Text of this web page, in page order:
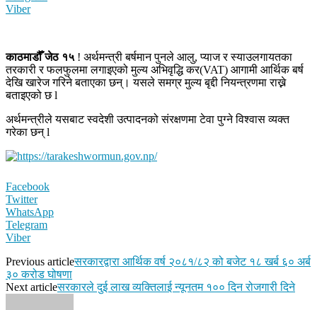
Viber
काठमाडौँ जेठ १५ ! अर्थमन्त्री बर्षमान पुनले आलु, प्याज र स्याउलगायतका
तरकारी र फलफुलमा लगाइएको मुल्य अभिवृद्धि कर(VAT) आगामी आर्थिक बर्ष
देखि खारेज गरिने बताएका छन्। यसले समग्र मुल्य बृद्दी नियन्त्रणमा राख्ने
बताइएको छ l
अर्थमन्त्रीले यसबाट स्वदेशी उत्पादनको संरक्षणमा टेवा पुग्ने विश्वास व्यक्त
गरेका छन् l
Facebook
Twitter
WhatsApp
Telegram
Viber
Previous articleसरकारद्वारा आर्थिक वर्ष २०८१/८२ को बजेट १८ खर्ब ६० अर्ब
३० करोड घोषणा
Next articleसरकारले दुई लाख व्यक्तिलाई न्यूनतम १०० दिन रोजगारी दिने